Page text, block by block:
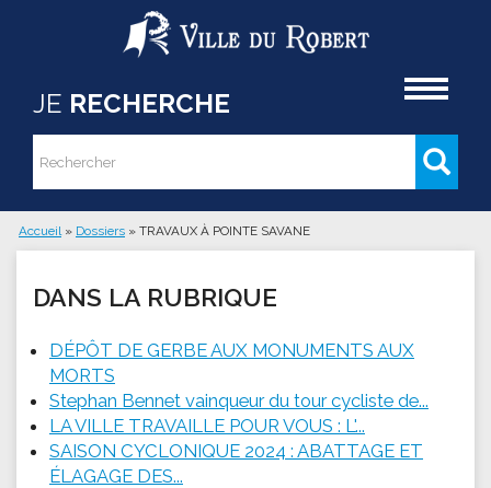
Aller au contenu principal
JE RECHERCHE
Formulaire de recherche
Rechercher
Vous êtes ici
Accueil » Dossiers » TRAVAUX À POINTE SAVANE
DANS LA RUBRIQUE
DÉPÔT DE GERBE AUX MONUMENTS AUX
MORTS
Stephan Bennet vainqueur du tour cycliste de...
LA VILLE TRAVAILLE POUR VOUS : L'...
SAISON CYCLONIQUE 2024 : ABATTAGE ET
ÉLAGAGE DES...